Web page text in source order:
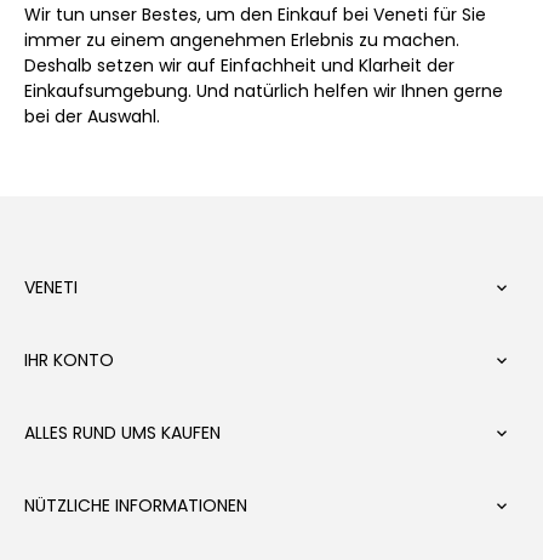
Wir tun unser Bestes, um den Einkauf bei Veneti für Sie
immer zu einem angenehmen Erlebnis zu machen.
Deshalb setzen wir auf Einfachheit und Klarheit der
Einkaufsumgebung. Und natürlich helfen wir Ihnen gerne
bei der Auswahl.
VENETI 
IHR KONTO 
ALLES RUND UMS KAUFEN 
NÜTZLICHE INFORMATIONEN 